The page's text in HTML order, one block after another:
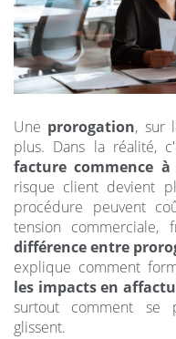
Une prorogation, sur
plus. Dans la réalité,
facture commence
risque client devient
procédure peuvent
tension
différence entre
explique comment
les impacts en
surtout comment se
glissent.